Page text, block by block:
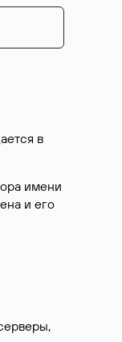
в
имени
и его